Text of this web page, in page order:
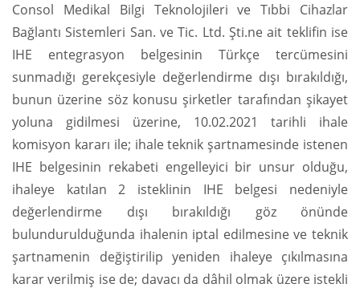
Consol Medikal Bilgi Teknolojileri ve Tıbbi Cihazlar
Bağlantı Sistemleri San. ve Tic. Ltd. Şti.ne ait teklifin ise
IHE entegrasyon belgesinin Türkçe tercümesini
sunmadığı gerekçesiyle değerlendirme dışı bırakıldığı,
bunun üzerine söz konusu şirketler tarafından şikayet
yoluna gidilmesi üzerine, 10.02.2021 tarihli ihale
komisyon kararı ile; ihale teknik şartnamesinde istenen
IHE belgesinin rekabeti engelleyici bir unsur olduğu,
ihaleye katılan 2 isteklinin IHE belgesi nedeniyle
değerlendirme dışı bırakıldığı göz önünde
bulundurulduğunda ihalenin iptal edilmesine ve teknik
şartnamenin değiştirilip yeniden ihaleye çıkılmasına
karar verilmiş ise de; davacı da dâhil olmak üzere istekli